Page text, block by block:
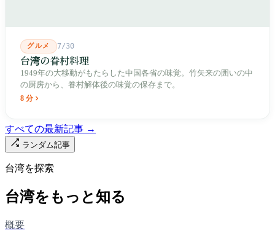
グルメ 7/30
台湾の眷村料理
1949年の大移動がもたらした中国各省の味覚。竹矢来の囲いの中
の厨房から、眷村解体後の味覚の保存まで。
8 分
すべての最新記事 →
ランダム記事
台湾を探索
台湾をもっと知る
概要